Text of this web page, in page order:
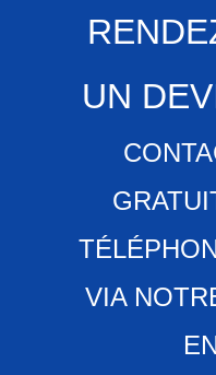
UN
VIA